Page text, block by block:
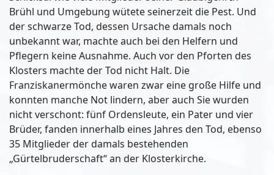
Brühl und Umgebung wütete seinerzeit die Pest. Und
der schwarze Tod, dessen Ursache damals noch
unbekannt war, machte auch bei den Helfern und
Pflegern keine Ausnahme. Auch vor den Pforten des
Klosters machte der Tod nicht Halt. Die
Franziskanermönche waren zwar eine große Hilfe und
konnten manche Not lindern, aber auch Sie wurden
nicht verschont: fünf Ordensleute, ein Pater und vier
Brüder, fanden innerhalb eines Jahres den Tod, ebenso
35 Mitglieder der damals bestehenden
„Gürtelbruderschaft“ an der Klosterkirche.